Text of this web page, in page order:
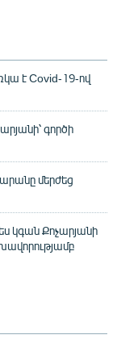
է Covid-19-ով
գործի
մերժեց
կգան Քոչարյանի